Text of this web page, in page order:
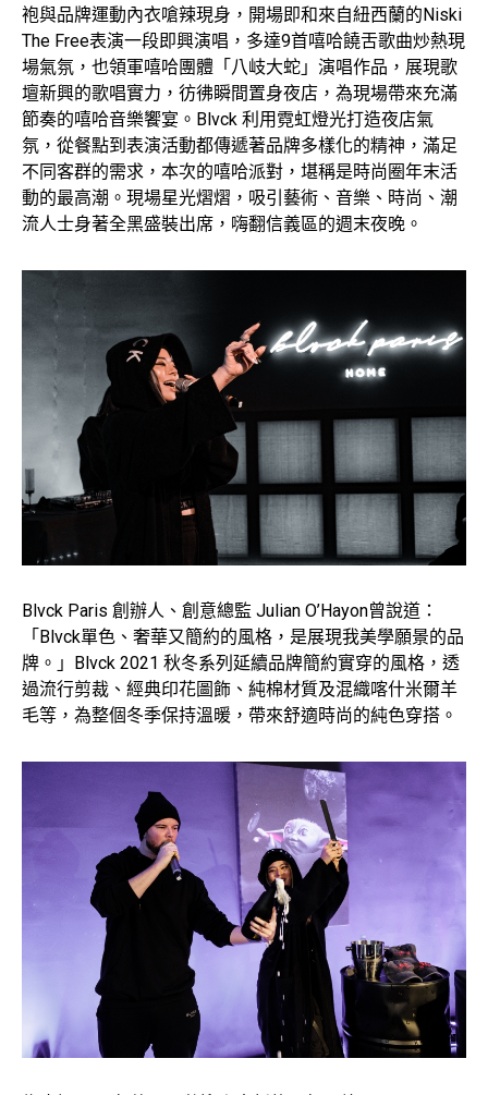
袍與品牌運動內衣嗆辣現身，開場即和來自紐西蘭的Niski
The Free表演一段即興演唱，多達9首嘻哈饒舌歌曲炒熱現
場氣氛，也領軍嘻哈團體「八岐大蛇」演唱作品，展現歌
壇新興的歌唱實力，彷彿瞬間置身夜店，為現場帶來充滿
節奏的嘻哈音樂饗宴。Blvck 利用霓虹燈光打造夜店氣
氛，從餐點到表演活動都傳遞著品牌多樣化的精神，滿足
不同客群的需求，本次的嘻哈派對，堪稱是時尚圈年末活
動的最高潮。現場星光熠熠，吸引藝術、音樂、時尚、潮
流人士身著全黑盛裝出席，嗨翻信義區的週末夜晚。
Blvck Paris 創辦人、創意總監 Julian O’Hayon曾說道：
「Blvck單色、奢華又簡約的風格，是展現我美學願景的品
牌。」Blvck 2021 秋冬系列延續品牌簡約實穿的風格，透
過流行剪裁、經典印花圖飾、純棉材質及混織喀什米爾羊
毛等，為整個冬季保持溫暖，帶來舒適時尚的純色穿搭。